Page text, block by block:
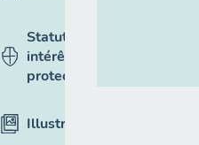
Statut,
intérêt et
protection
Illustrations